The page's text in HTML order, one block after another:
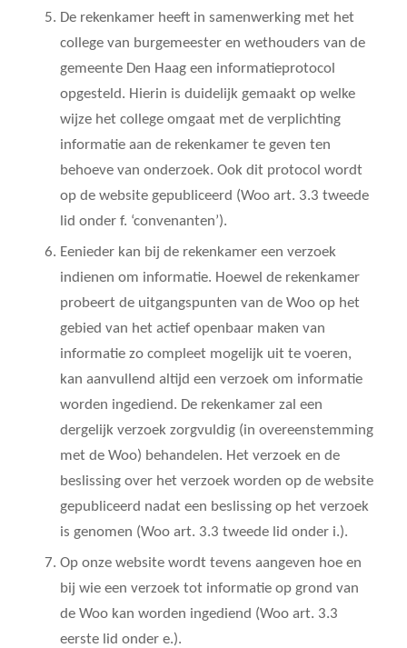
De rekenkamer heeft in samenwerking met het
college van burgemeester en wethouders van de
gemeente Den Haag een informatieprotocol
opgesteld. Hierin is duidelijk gemaakt op welke
wijze het college omgaat met de verplichting
informatie aan de rekenkamer te geven ten
behoeve van onderzoek. Ook dit protocol wordt
op de website gepubliceerd (Woo art. 3.3 tweede
lid onder f. ‘convenanten’).
Eenieder kan bij de rekenkamer een verzoek
indienen om informatie. Hoewel de rekenkamer
probeert de uitgangspunten van de Woo op het
gebied van het actief openbaar maken van
informatie zo compleet mogelijk uit te voeren,
kan aanvullend altijd een verzoek om informatie
worden ingediend. De rekenkamer zal een
dergelijk verzoek zorgvuldig (in overeenstemming
met de Woo) behandelen. Het verzoek en de
beslissing over het verzoek worden op de website
gepubliceerd nadat een beslissing op het verzoek
is genomen (Woo art. 3.3 tweede lid onder i.).
Op onze website wordt tevens aangeven hoe en
bij wie een verzoek tot informatie op grond van
de Woo kan worden ingediend (Woo art. 3.3
eerste lid onder e.).